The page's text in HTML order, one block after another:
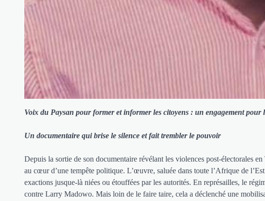
Voix du Paysan pour former et informer les citoyens : un engagement pour
Un documentaire qui brise le silence et fait trembler le pouvoir
Depuis la sortie de son documentaire révélant les violences post-électorales
au cœur d’une tempête politique. L’œuvre, saluée dans toute l’Afrique de
exactions jusque-là niées ou étouffées par les autorités. En représailles, le
contre Larry Madowo. Mais loin de le faire taire, cela a déclenché une